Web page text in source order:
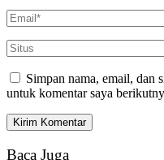
Simpan nama, email, dan
untuk komentar saya
Baca Juga